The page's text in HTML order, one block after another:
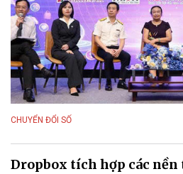
CHUYỂN ĐỔI SỐ
Dropbox tích hợp các nền